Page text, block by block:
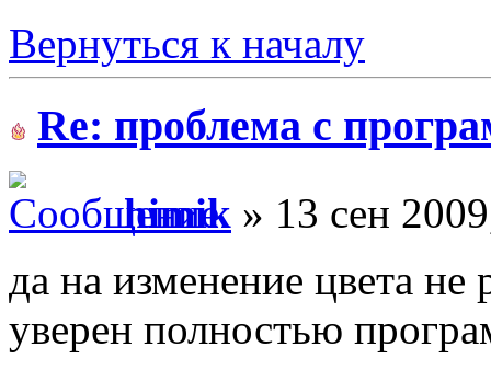
Вернуться к началу
Re: проблема с
himik » 13 сен
да на изменение цвета не
уверен полностью